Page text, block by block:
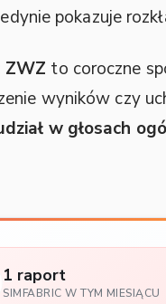
pokazuje
ZWZ to coroczne
wyników czy
w głosach
1 raport
SIMFABRIC W TYM MIESIĄCU